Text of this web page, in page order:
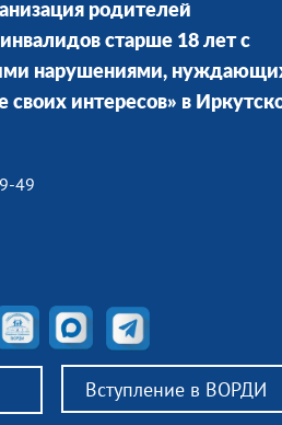
родителей
старше 18 лет с
нарушениями,
своих интересов» в
49
Вступление в ВОРДИ